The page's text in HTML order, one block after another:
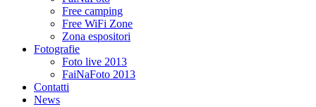
Free camping
Free WiFi Zone
Zona espositori
Fotografie
Foto live 2013
FaiNaFoto 2013
Contatti
News